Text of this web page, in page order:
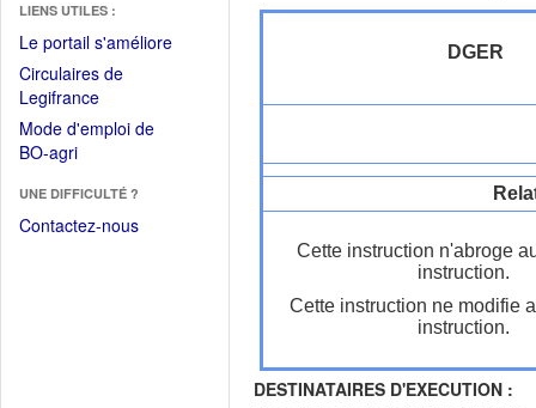
LIENS UTILES :
Le portail s'améliore(Fichier
Circulaires de
Legifrance(Ouvrir
dans
une
fenêtre)
Mode d'emploi de
BO-agri(Ouvrir
une
nouvelle
UNE DIFFICULTÉ ?
Contactez-nous
DGER
Cette instruction n'abroge
instruction.
Cette instruction ne modifie
instruction.
DESTINATAIRES D'EXECUTION :